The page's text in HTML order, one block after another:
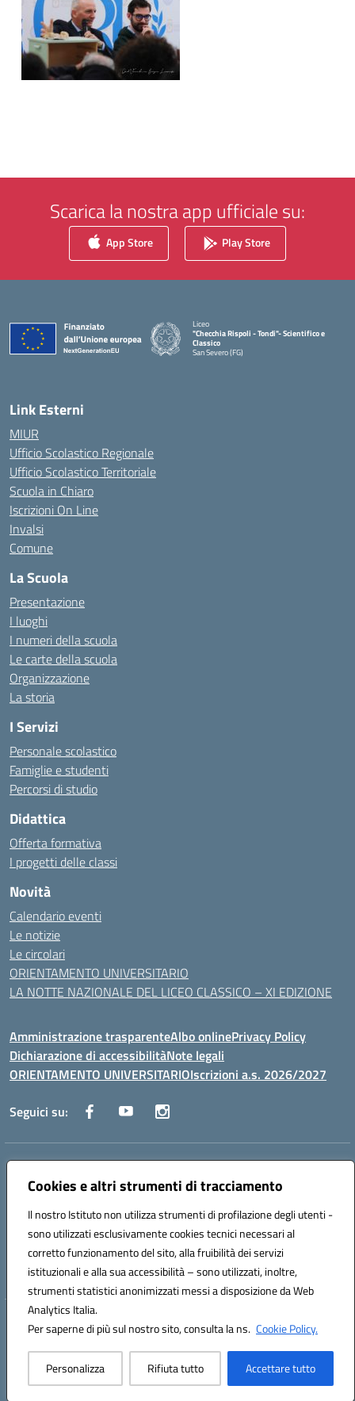
Cookies e altri strumenti di tracciamento
Il nostro Istituto non utilizza strumenti di profilazione degli utenti -
sono utilizzati esclusivamente cookies tecnici necessari al
corretto funzionamento del sito, alla fruibilità dei servizi
istituzionali e alla sua accessibilità – sono utilizzati, inoltre,
strumenti statistici anonimizzati messi a disposizione da Web
Analytics Italia.
Per saperne di più sul nostro sito, consulta la ns. Cookie Policy.
Personalizza Rifiuta tutto Accettare tutto
Scarica la nostra app ufficiale su:
App Store Play Store
Liceo
"Checchia Rispoli - Tondi"- Scientifico e
Classico
San Severo (FG)
Link Esterni
MIUR
Ufficio Scolastico Regionale
Ufficio Scolastico Territoriale
Scuola in Chiaro
Iscrizioni On Line
Invalsi
Comune
La Scuola
Presentazione
I luoghi
I numeri della scuola
Le carte della scuola
Organizzazione
La storia
I Servizi
Personale scolastico
Famiglie e studenti
Percorsi di studio
Didattica
Offerta formativa
I progetti delle classi
Novità
Calendario eventi
Le notizie
Le circolari
ORIENTAMENTO UNIVERSITARIO
LA NOTTE NAZIONALE DEL LICEO CLASSICO – XI EDIZIONE
Amministrazione trasparenteAlbo onlinePrivacy Policy
Dichiarazione di accessibilitàNote legali
ORIENTAMENTO UNIVERSITARIOIscrizioni a.s. 2026/2027
Seguici su:
Indirizzo:
Centralino:0882 331218 Email:fgps210002@istruzione.it
Codice fiscale: 93071630714
Codice meccanografico:
FGPS210002
Codice unico di fatturazione (CUF): UF7W9K
Hosting & Powered by 3D Solution S.r.l.
Concept & Design by Designers Italia